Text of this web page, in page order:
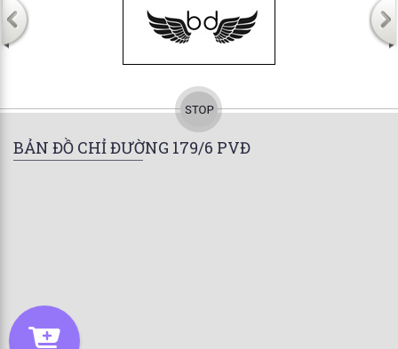
BẢN ĐỒ CHỈ ĐƯỜNG 179/6 PVĐ